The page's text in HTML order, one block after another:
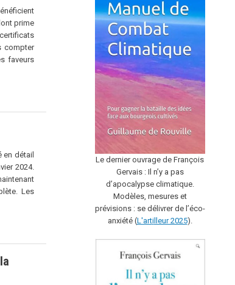
prime
compter
faveurs
en détail
2024.
Les
Le dernier ouvrage de François
Gervais : Il n’y a pas
d’apocalypse climatique.
Modèles, mesures et
prévisions : se délivrer de l’éco-
anxiété (L'artilleur 2025).